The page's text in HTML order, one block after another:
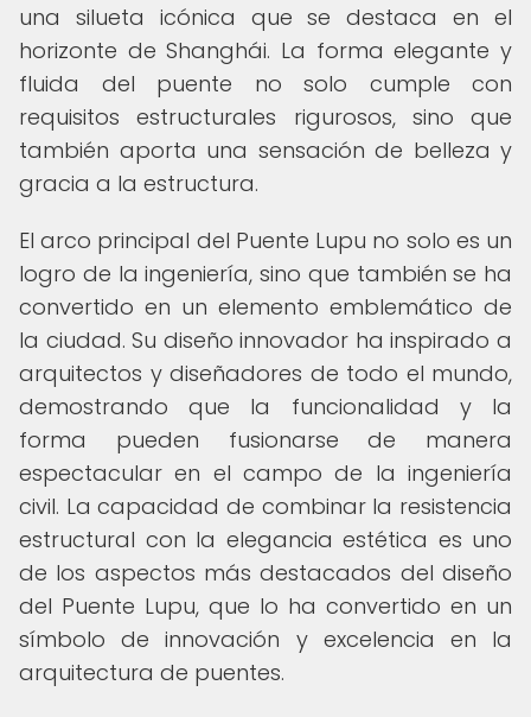
una silueta icónica que se destaca en el
horizonte de Shanghái. La forma elegante y
fluida del puente no solo cumple con
requisitos estructurales rigurosos, sino que
también aporta una sensación de belleza y
gracia a la estructura.
El arco principal del Puente Lupu no solo es un
logro de la ingeniería, sino que también se ha
convertido en un elemento emblemático de
la ciudad. Su diseño innovador ha inspirado a
arquitectos y diseñadores de todo el mundo,
demostrando que la funcionalidad y la
forma pueden fusionarse de manera
espectacular en el campo de la ingeniería
civil. La capacidad de combinar la resistencia
estructural con la elegancia estética es uno
de los aspectos más destacados del diseño
del Puente Lupu, que lo ha convertido en un
símbolo de innovación y excelencia en la
arquitectura de puentes.